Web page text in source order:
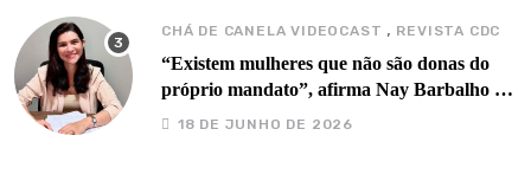
CHÁ DE CANELA VIDEOCAST , REVISTA CDC
“Existem mulheres que não são donas do
próprio mandato”, afirma Nay Barbalho no
Chá de Canela
18 DE JUNHO DE 2026